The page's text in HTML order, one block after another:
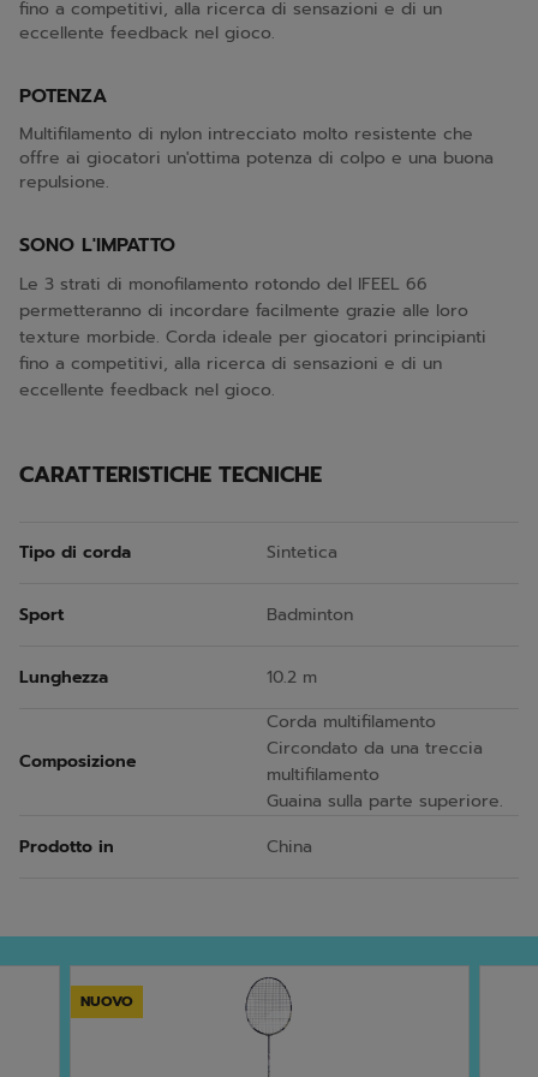
fino a competitivi, alla ricerca di sensazioni e di un
eccellente feedback nel gioco.
POTENZA
Multifilamento di nylon intrecciato molto resistente che
offre ai giocatori un'ottima potenza di colpo e una buona
repulsione.
SONO L'IMPATTO
Le 3 strati di monofilamento rotondo del IFEEL 66
permetteranno di incordare facilmente grazie alle loro
texture morbide. Corda ideale per giocatori principianti
fino a competitivi, alla ricerca di sensazioni e di un
eccellente feedback nel gioco.
CARATTERISTICHE TECNICHE
Tipo di corda Sintetica
Sport Badminton
Lunghezza 10.2 m
Composizione
Corda multifilamento
Circondato da una treccia
multifilamento
Guaina sulla parte superiore.
Prodotto in
China
NUOVO